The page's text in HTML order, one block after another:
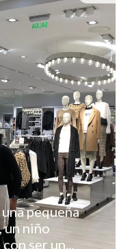
pequeña
un niño
ser un...